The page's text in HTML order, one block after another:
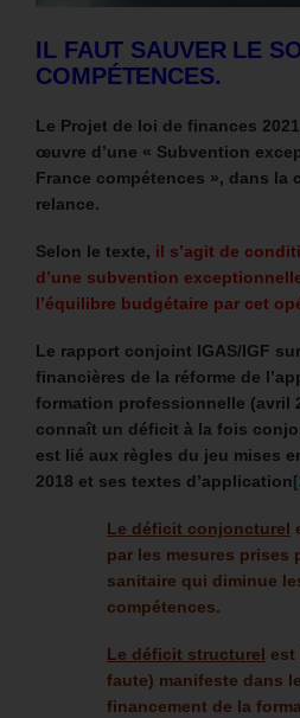
IL FAUT SAUVER LE
COMPÉTENCES.
Le Projet de loi de finances 2021
œuvre d’une « Subvention
France compétences », dans la
relance.
Selon le texte, il s’agit de
d’une subvention
l’équilibre budgétaire par cet
Le rapport conjoint IGAS/IGF
financières de la réforme de
formation professionnelle (avril
connaît un déficit à la fois
est lié aux règles du jeu mises
2018 et ses textes d’application
Le déficit conjoncturel
par les mesures prises
sanitaire qui diminue
compétences.
Le déficit structurel est
faute) manifeste dans
financement de la